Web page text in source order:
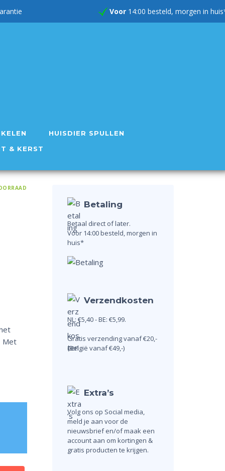
garantie Voor 14:00 besteld, morgen in
HUISDIER SPULLEN
& KERST
Met
Betaling
Betaal direct of later.
Voor 14:00 besteld, morgen in
huis*
Verzendkosten
NL: €5,40 - BE: €5,99.
Gratis verzending vanaf €20,-
(België vanaf €49,-)
Extra’s
Volg ons op Social media,
meld je aan voor de
nieuwsbrief en/of maak een
account aan om kortingen &
gratis producten te krijgen.